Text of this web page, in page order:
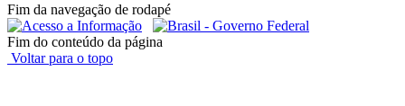
Fim da navegação de rodapé
Fim do conteúdo da página
Voltar para o topo